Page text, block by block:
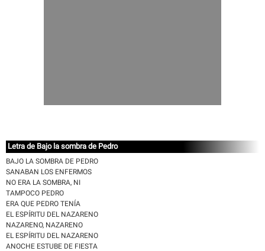
Letra de Bajo la sombra de Pedro
BAJO LA SOMBRA DE PEDRO
SANABAN LOS ENFERMOS
NO ERA LA SOMBRA, NI
TAMPOCO PEDRO
ERA QUE PEDRO TENÍA
EL ESPÍRITU DEL NAZARENO
NAZARENO, NAZARENO
EL ESPÍRITU DEL NAZARENO
ANOCHE ESTUBE DE FIESTA